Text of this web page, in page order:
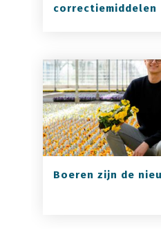
correctiemiddelen
Boeren zijn de